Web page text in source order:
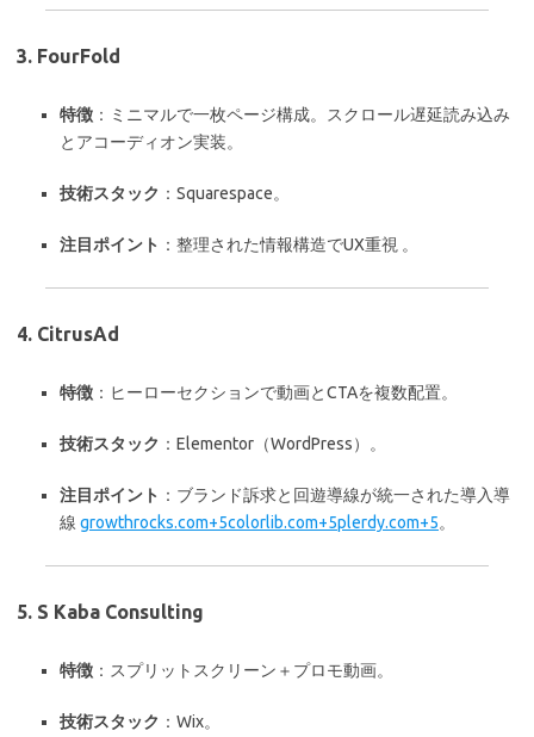
3. FourFold
特徴 ：ミニマルで一枚ページ構成。スクロール遅延読み込み
とアコーディオン実装。
技術スタック ：Squarespace。
注目ポイント ：整理された情報構造でUX重視 。
4. CitrusAd
特徴 ：ヒーローセクションで動画とCTAを複数配置。
技術スタック ：Elementor（WordPress）。
注目ポイント ：ブランド訴求と回遊導線が統一された導入導
線 growthrocks.com+5colorlib.com+5plerdy.com+5。
5. S Kaba Consulting
特徴 ：スプリットスクリーン＋プロモ動画。
技術スタック ：Wix。